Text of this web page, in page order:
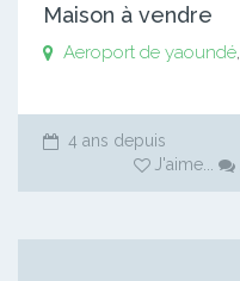
Maison à vendre
Aeroport de yaoundé,
4 ans depuis
J'aime ...